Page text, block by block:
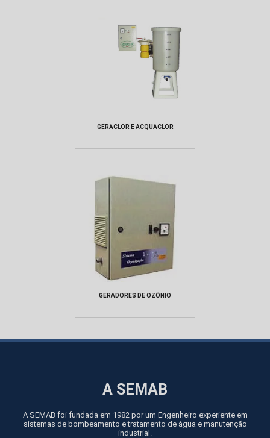
GERACLOR E ACQUACLOR
GERADORES DE OZÔNIO
A SEMAB
A SEMAB foi fundada em 1982 por um Engenheiro experiente em
sistemas de bombeamento e tratamento de água e manutenção
industrial.